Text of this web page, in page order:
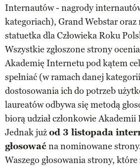
Internautów - nagrody
kategoriach), Grand Webstar oraz
statuetka dla Człowieka Roku
Wszystkie zgłoszone strony
Akademię Internetu pod kątem
spełniać (w ramach danej
dostosowania ich do potrzeb
laureatów odbywa się metodą
biorą udział członkowie
Jednak jużod 3 listopada
głosowaćna nominowane
Waszego głosowania strony, które